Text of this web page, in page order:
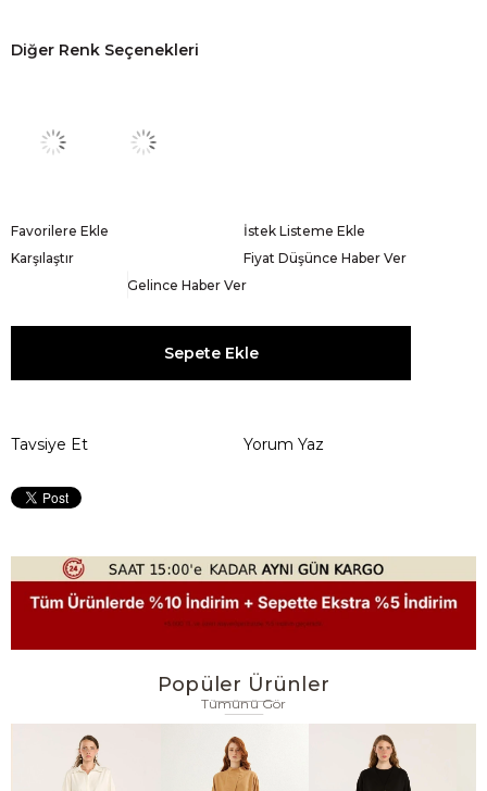
Diğer Renk Seçenekleri
Favorilere Ekle
İstek Listeme Ekle
Karşılaştır
Fiyat Düşünce Haber Ver
Gelince Haber Ver
Tavsiye Et Yorum Yaz
Popüler Ürünler
Tümünü Gör